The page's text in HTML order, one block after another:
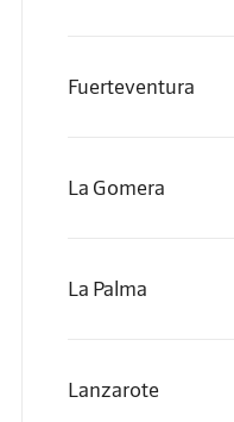
Fuerteventura
La Gomera
La Palma
Lanzarote